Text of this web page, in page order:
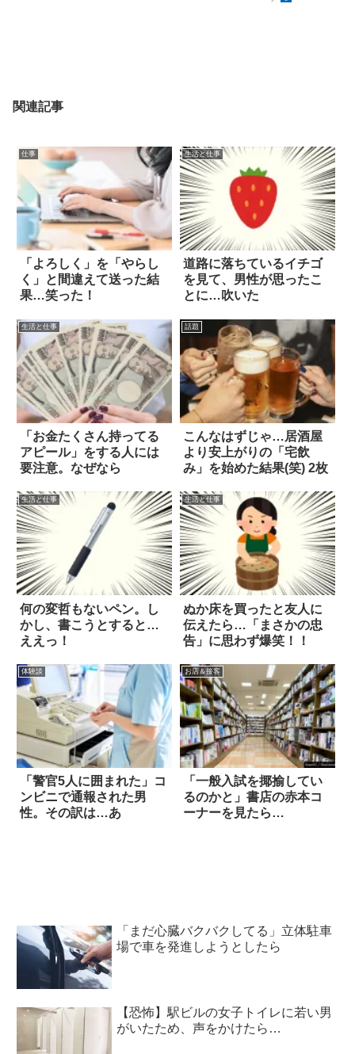
関連記事
仕事
「よろしく」を「やらし
く」と間違えて送った結
果…笑った！
生活と仕事
道路に落ちているイチゴ
を見て、男性が思ったこ
とに…吹いた
生活と仕事
「お金たくさん持ってる
アピール」をする人には
要注意。なぜなら
話題
こんなはずじゃ…居酒屋
より安上がりの「宅飲
み」を始めた結果(笑) 2枚
生活と仕事
何の変哲もないペン。し
かし、書こうとすると…
ええっ！
生活と仕事
ぬか床を買ったと友人に
伝えたら…「まさかの忠
告」に思わず爆笑！！
体験談
「警官5人に囲まれた」コ
ンビニで通報された男
性。その訳は…あ
お店＆接客
「一般入試を揶揄してい
るのかと」書店の赤本コ
ーナーを見たら…
「まだ心臓バクバクしてる」立体駐車
場で車を発進しようとしたら
【恐怖】駅ビルの女子トイレに若い男
がいたため、声をかけたら…